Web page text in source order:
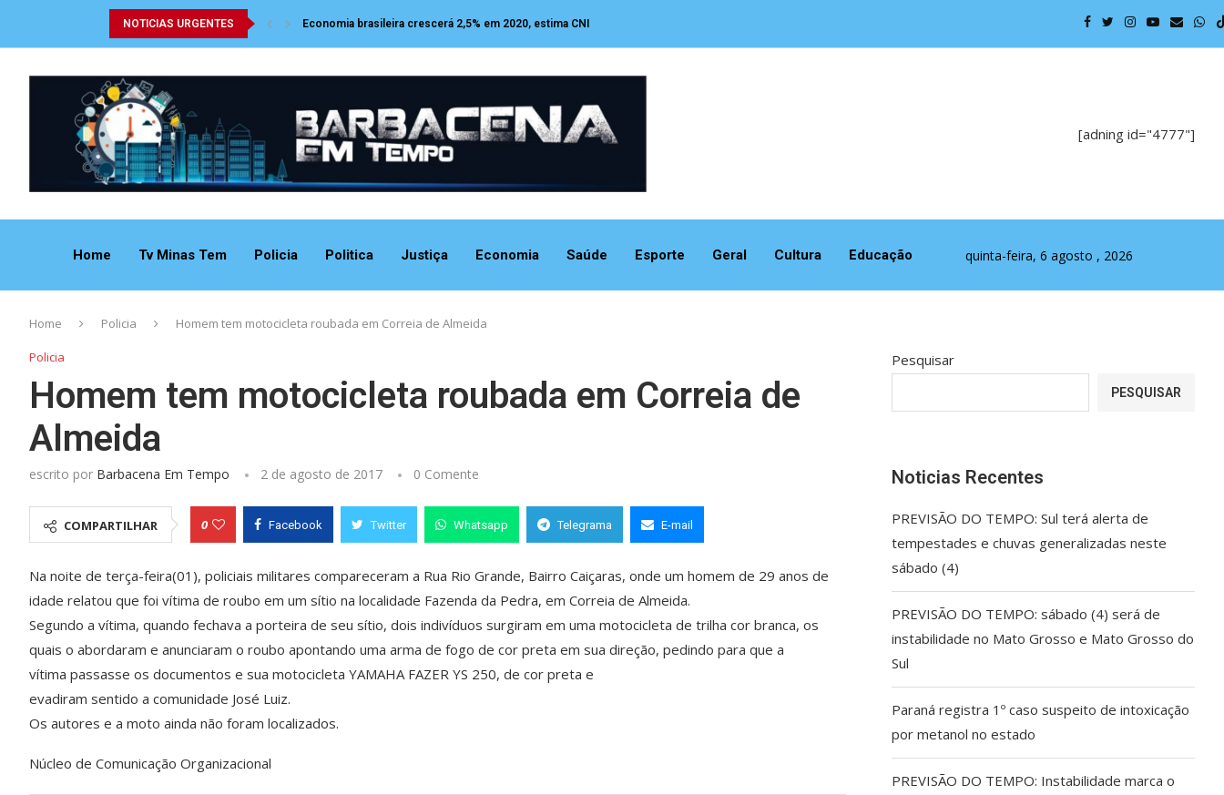
NOTICIAS URGENTES Economia brasileira crescerá 2,5% em 2020, estima CNI Política
[adning id="4777"]
Home Tv Minas Tem Policia Politica Justiça Economia Saúde Esporte Geral Cultura Educação quinta-feira, 6 agosto , 2026
Home Policia Homem tem motocicleta roubada em Correia de Almeida
Policia
Homem tem motocicleta roubada em Correia de
Almeida
escrito por Barbacena Em Tempo 2 de agosto de 2017 0 Comente
COMPARTILHAR 0 Facebook Twitter Whatsapp Telegrama E-mail
Na noite de terça-feira(01), policiais militares compareceram a Rua Rio Grande, Bairro Caiçaras, onde um homem de 29 anos de
idade relatou que foi vítima de roubo em um sítio na localidade Fazenda da Pedra, em Correia de Almeida.
Segundo a vítima, quando fechava a porteira de seu sítio, dois indivíduos surgiram em uma motocicleta de trilha cor branca, os
quais o abordaram e anunciaram o roubo apontando uma arma de fogo de cor preta em sua direção, pedindo para que a
vítima passasse os documentos e sua motocicleta YAMAHA FAZER YS 250, de cor preta e
evadiram sentido a comunidade José Luiz.
Os autores e a moto ainda não foram localizados.
Núcleo de Comunicação Organizacional
Pesquisar
PESQUISAR
Noticias Recentes
PREVISÃO DO TEMPO: Sul terá alerta de
tempestades e chuvas generalizadas neste
sábado (4)
PREVISÃO DO TEMPO: sábado (4) será de
instabilidade no Mato Grosso e Mato Grosso do
Sul
Paraná registra 1º caso suspeito de intoxicação
por metanol no estado
PREVISÃO DO TEMPO: Instabilidade marca o